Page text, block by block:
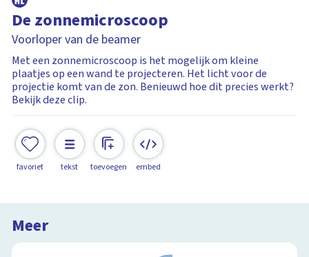
De zonnemicroscoop
Voorloper van de beamer
Met een zonnemicroscoop is het mogelijk om kleine
plaatjes op een wand te projecteren. Het licht voor de
projectie komt van de zon. Benieuwd hoe dit precies werkt?
Bekijk deze clip.
favoriet tekst toevoegen embed
Meer